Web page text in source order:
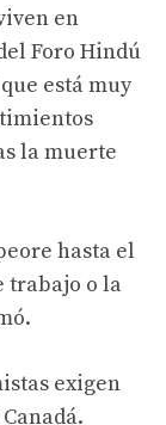
en
Foro Hindú
está muy
la muerte
hasta el
trabajo o la
exigen